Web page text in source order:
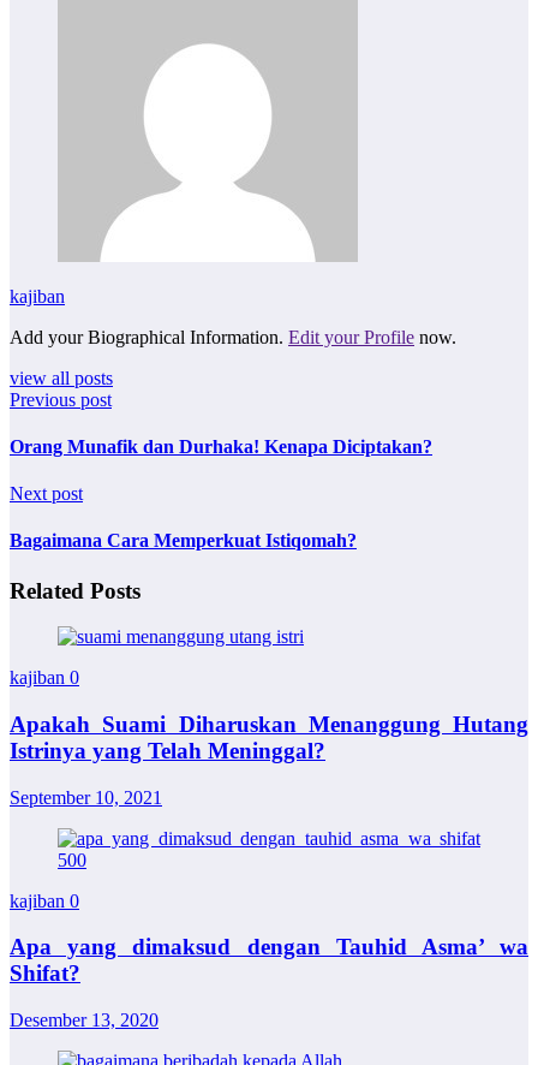
kajiban
Add your Biographical Information. Edit your Profile now.
view all posts
Previous post
Orang Munafik dan Durhaka! Kenapa Diciptakan?
Next post
Bagaimana Cara Memperkuat Istiqomah?
Related Posts
kajiban 0
Apakah Suami Diharuskan Menanggung Hutang
Istrinya yang Telah Meninggal?
September 10, 2021
kajiban 0
Apa yang dimaksud dengan Tauhid Asma’ wa
Shifat?
Desember 13, 2020